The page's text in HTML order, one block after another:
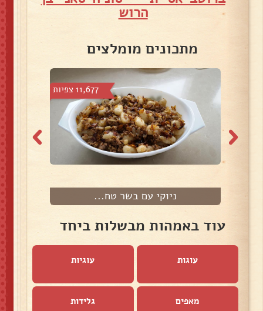
הרוש
מתכונים מומלצים
11,677 צפיות
ניוקי עם בשר טח...
עוד באמהות מבשלות ביחד
עוגות עוגיות
מאפים גלידות